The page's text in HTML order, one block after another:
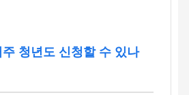
청년도 신청할 수 있나